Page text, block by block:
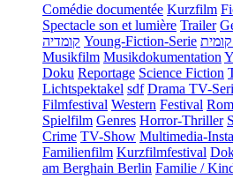
Comédie documentée Kurzfilm
Spectacle son et lumière Trailer
קומדיה Young-Fiction-Serie
Musikfilm Musikdokumentation
Doku Reportage Science Fiction
Lichtspektakel sdf Drama TV-
Filmfestival Western Festival
Spielfilm Genres Horror-Thriller
Crime TV-Show Multimedia-
Familienfilm Kurzfilmfestival
am Berghain Berlin Familie /